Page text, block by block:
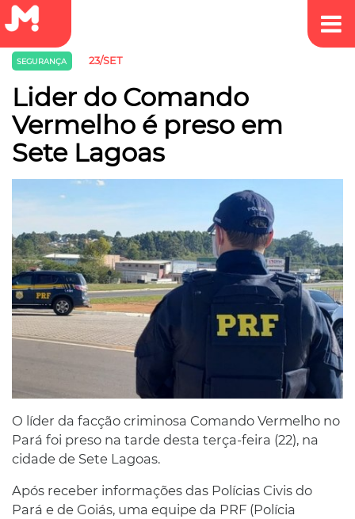
SEGURANÇA 23/SET
Lider do Comando
Vermelho é preso em
Sete Lagoas
O líder da facção criminosa Comando Vermelho no
Pará foi preso na tarde desta terça-feira (22), na
cidade de Sete Lagoas.
Após receber informações das Polícias Civis do
Pará e de Goiás, uma equipe da PRF (Polícia